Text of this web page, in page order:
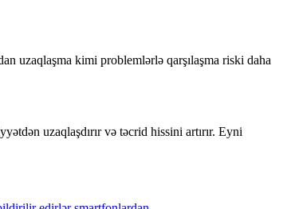
uzaqlaşma kimi problemlərlə qarşılaşma riski daha
uzaqlaşdırır və təcrid hissini artırır. Eyni